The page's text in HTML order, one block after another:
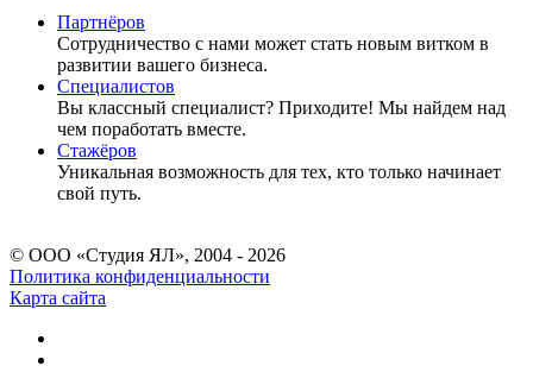
Партнёров
Сотрудничество c нами может стать новым витком в
развитии вашего бизнеса.
Специалистов
Вы классный специалист? Приходите! Мы найдем над
чем поработать вместе.
Стажёров
Уникальная возможность для тех, кто только начинает
свой путь.
© ООО «Студия ЯЛ», 2004 - 2026
Политика конфиденциальности
Карта сайта